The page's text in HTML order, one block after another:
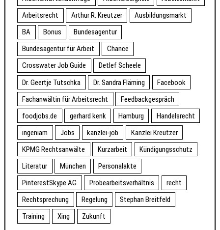
Arbeitsrecht
Arthur R. Kreutzer
Ausbildungsmarkt
BA
Bonus
Bundesagentur
Bundesagentur für Arbeit
Chance
Crosswater Job Guide
Detlef Scheele
Dr. Geertje Tutschka
Dr. Sandra Fläming
Facebook
Fachanwältin für Arbeitsrecht
Feedbackgespräch
foodjobs.de
gerhard kenk Hamburg
Handelsrecht
ingeniam
Jobs kanzlei-job
Kanzlei Kreutzer
KPMG Rechtsanwälte
Kurzarbeit
Kündigungsschutz
Literatur
München
Personalakte
PinterestSkype AG
Probearbeitsverhältnis
recht
Rechtsprechung
Regelung
Stephan Breitfeld
Training
Xing Zukunft